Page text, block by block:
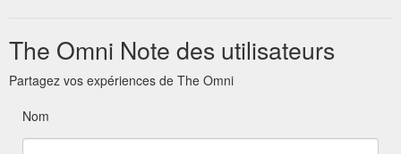
The Omni Note des utilisateurs
Partagez vos expériences de The Omni
Nom